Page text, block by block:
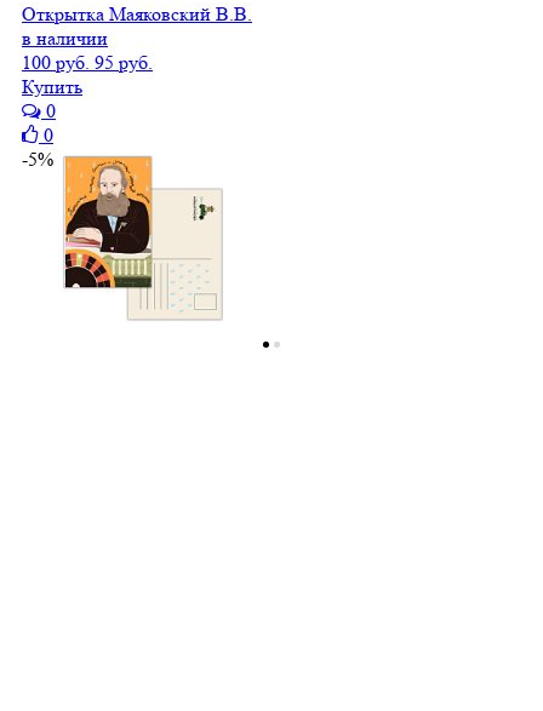
Открытка Маяковский В.В.
в наличии
100 руб. 95 руб.
Купить
0
0
-5%